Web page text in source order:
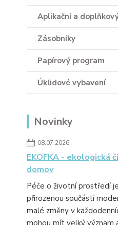
Aplikační a
Zásobníky
Papírový program
Úklidové vybavení
Novinky
08.07.2026
EKOFKA - ekologická
domov
Péče o životní prostředí
přirozenou součástí
malé změny v
mohou mít velký význam